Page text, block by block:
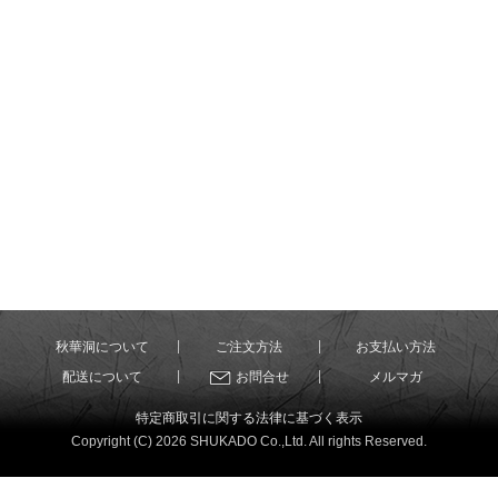
秋華洞について ご注文方法
お支払い方法
配送について
お問合せ メルマガ
特定商取引に関する法律に基づく表示
Copyright (C) 2026 SHUKADO Co.,Ltd. All rights Reserved.